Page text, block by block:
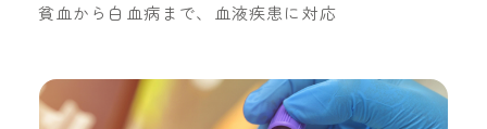
貧血から白血病まで、血液疾患に対応